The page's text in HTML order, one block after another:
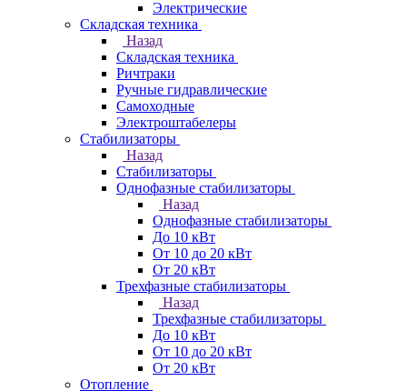
Электрические
Складская техника
Назад
Складская техника
Ричтраки
Ручные гидравлические
Самоходные
Электроштабелеры
Стабилизаторы
Назад
Стабилизаторы
Однофазные стабилизаторы
Назад
Однофазные стабилизаторы
До 10 кВт
От 10 до 20 кВт
От 20 кВт
Трехфазные стабилизаторы
Назад
Трехфазные стабилизаторы
До 10 кВт
От 10 до 20 кВт
От 20 кВт
Отопление